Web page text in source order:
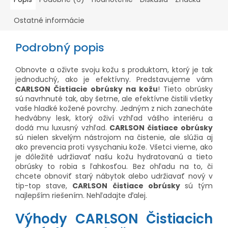
Ostatné informácie
Podrobný popis
Obnovte a oživte svoju kožu s produktom, ktorý je tak
jednoduchý, ako je efektívny. Predstavujeme vám
CARLSON Čistiacie obrúsky na kožu! Tieto obrúsky
sú navrhnuté tak, aby šetrne, ale efektívne čistili všetky
vaše hladké kožené povrchy. Jedným z nich zanecháte
hedvábny lesk, ktorý oživí vzhľad vášho interiéru a
dodá mu luxusný vzhľad. CARLSON čistiace obrúsky
sú nielen skvelým nástrojom na čistenie, ale slúžia aj
ako prevencia proti vysychaniu kože. Všetci vieme, ako
je dôležité udržiavať našu kožu hydratovanú a tieto
obrúsky to robia s ľahkosťou. Bez ohľadu na to, či
chcete obnoviť starý nábytok alebo udržiavať nový v
tip-top stave, CARLSON čistiace obrúsky sú tým
najlepším riešením. Nehľadajte ďalej.
Výhody CARLSON Čistiacich